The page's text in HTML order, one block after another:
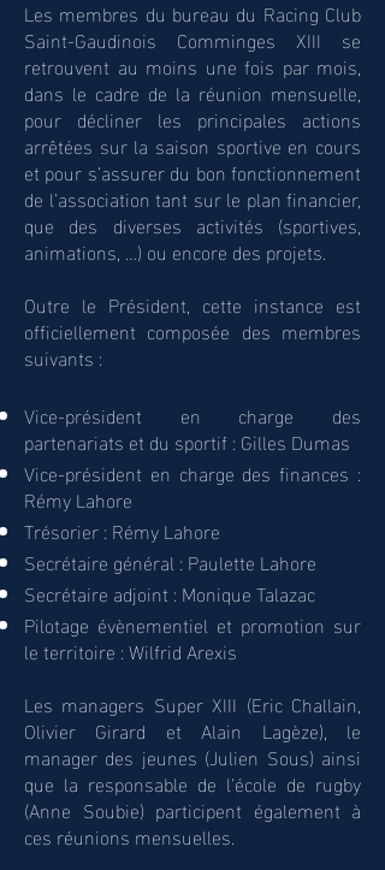
Les membres du bureau du Racing Club
Saint-Gaudinois Comminges XIII se
retrouvent au moins une fois par mois,
dans le cadre de la réunion mensuelle,
pour décliner les principales actions
arrêtées sur la saison sportive en cours
et pour s’assurer du bon fonctionnement
de l’association tant sur le plan financier,
que des diverses activités (sportives,
animations, …) ou encore des projets.
Outre le Président, cette instance est
officiellement composée des membres
suivants :
Vice-président en charge des
partenariats et du sportif : Gilles Dumas
Vice-président en charge des finances :
Rémy Lahore
Trésorier : Rémy Lahore
Secrétaire général : Paulette Lahore
Secrétaire adjoint : Monique Talazac
Pilotage évènementiel et promotion sur
le territoire : Wilfrid Arexis
Les managers Super XIII (Eric Challain,
Olivier Girard et Alain Lagèze), le
manager des jeunes (Julien Sous) ainsi
que la responsable de l'école de rugby
(Anne Soubie) participent également à
ces réunions mensuelles.